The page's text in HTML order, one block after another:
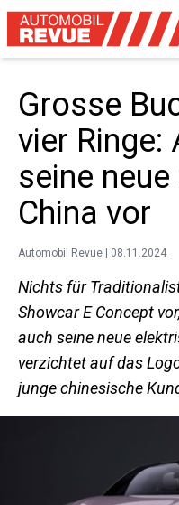
Grosse
vier Ringe:
seine
China vor
Automobil Revue | 08.11.2024
Nichts für
Showcar E Concept
auch seine neue
verzichtet auf das
junge chinesische